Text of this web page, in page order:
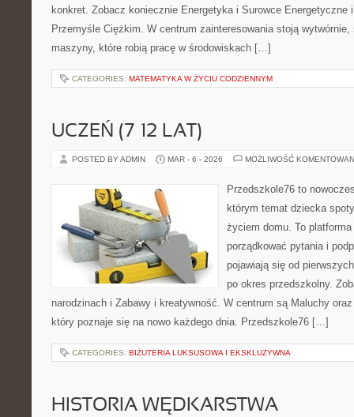
konkret. Zobacz koniecznie Energetyka i Surowce Energetyczne
Przemyśle Ciężkim. W centrum zainteresowania stoją
maszyny, które robią pracę w środowiskach […]
CATEGORIES: MATEMATYKA W ŻYCIU CODZIENNYM
UCZEŃ (7–12 LAT)
POSTED BY ADMIN MAR - 6 - 2026 MOŻLIWOŚĆ
Przedszkole76 to
którym temat dziecka
życiem domu. To
porządkować pytania i
pojawiają się od
po okres przedszkolny.
narodzinach i Zabawy i kreatywność. W centrum są Maluchy
który poznaje się na nowo każdego dnia. Przedszkole76 […]
CATEGORIES: BIŻUTERIA LUKSUSOWA I EKSKLUZYWNA
HISTORIA WĘDKARSTWA